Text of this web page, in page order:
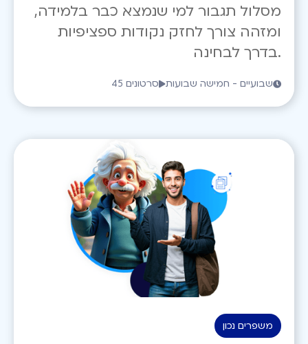
מסלול תגבור למי שנמצא כבר בלמידה,
ומזהה צורך לחזק נקודות ספציפיות
בדרך לבחינה.
45 סרטונים שבועיים - חמישה שבועות
משפרים נכון